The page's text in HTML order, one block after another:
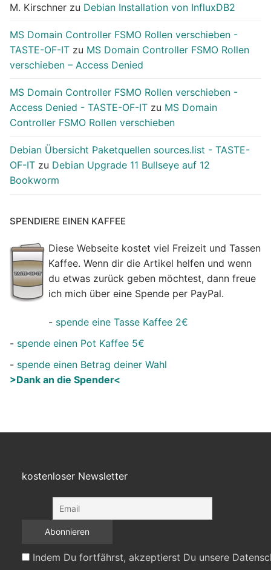
M. Kirschner zu Debian Installation von InfluxDB2
MS Domain Controller FSMO Rollen verschieben -
TASTE-OF-IT zu MS Domain Controller FSMO Rollen
verschieben – Access Denied
MS Domain Controller FSMO Rollen verschieben -
Access Denied - TASTE-OF-IT zu MS Domain
Controller FSMO Rollen verschieben
Debian Übersicht Paketquellen sources.list - TASTE-
OF-IT zu Debian Upgrade 11 Bullseye auf 12
Bookworm
SPENDIERE EINEN KAFFEE
Diese Webseite kostet viel Freizeit und Tassen
Kaffee. Wenn dir die Artikel helfen und wenn
du etwas zurück geben möchtest, dann freue
ich mich über eine Spende per PayPal.
- spende eine Tasse Kaffee 2€
- spende einen Pot Kaffee 5€
- spende einen Betrag deiner Wahl
>Dank an die Spender<
kostenloser Newsletter
Indem Du fortfährst, akzeptierst Du unsere